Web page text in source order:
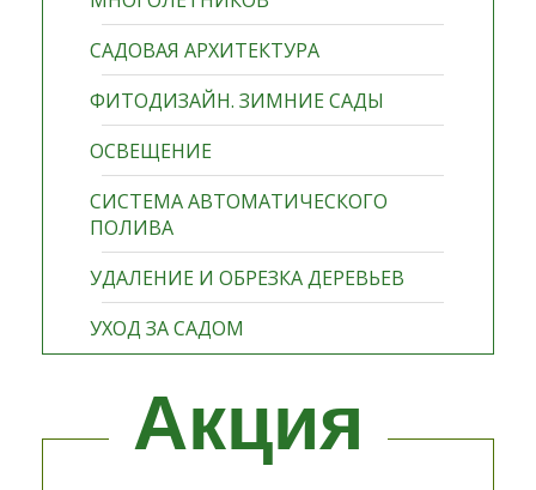
САДОВАЯ АРХИТЕКТУРА
ФИТОДИЗАЙН. ЗИМНИЕ САДЫ
ОСВЕЩЕНИЕ
СИСТЕМА АВТОМАТИЧЕСКОГО
ПОЛИВА
УДАЛЕНИЕ И ОБРЕЗКА ДЕРЕВЬЕВ
УХОД ЗА САДОМ
Акция